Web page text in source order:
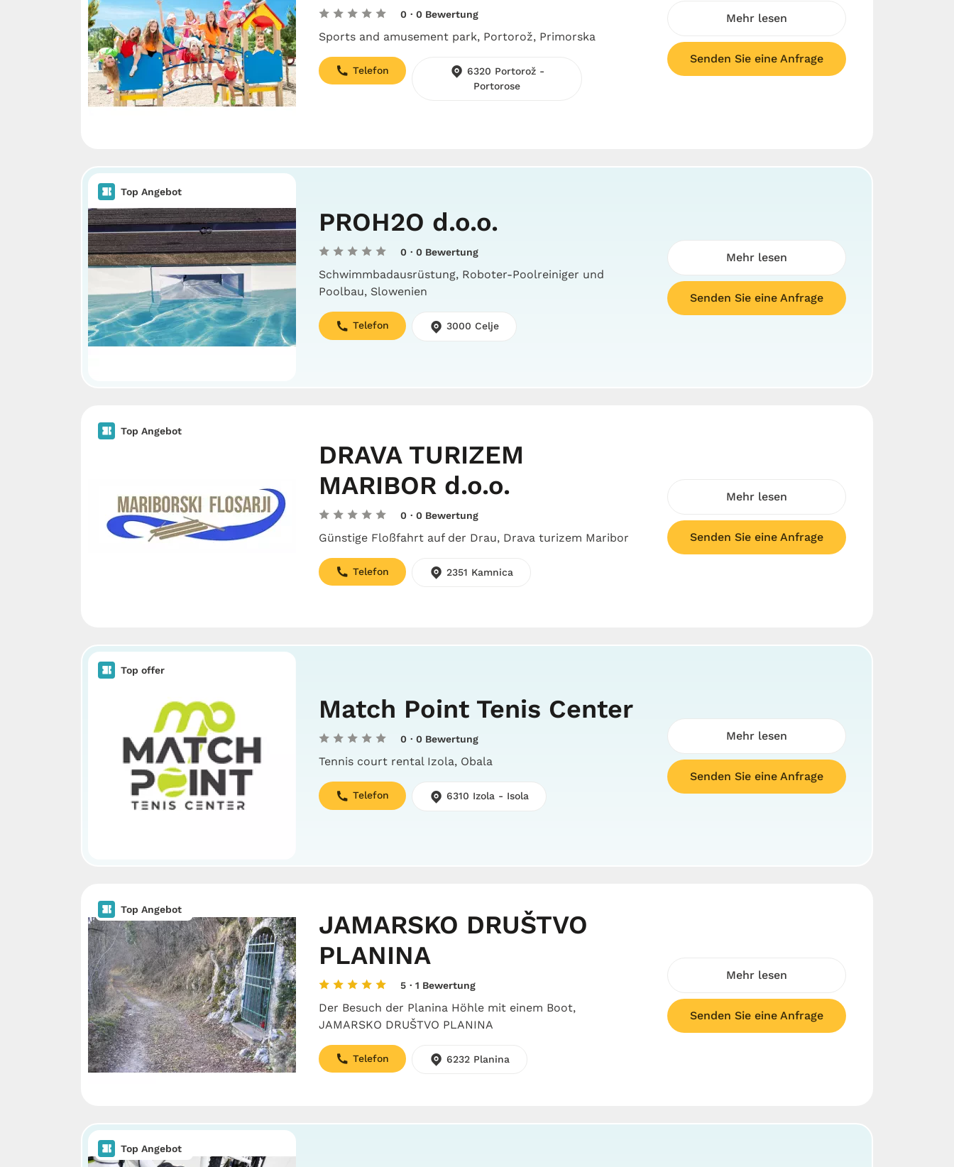
0 · 0 Bewertung
Sports and amusement park, Portorož, Primorska
Telefon
6320 Portorož -
Portorose
Mehr lesen
Senden Sie eine Anfrage
Top Angebot
PROH2O d.o.o.
0 · 0 Bewertung
Schwimmbadausrüstung, Roboter-Poolreiniger und
Poolbau, Slowenien
Telefon 3000 Celje
Mehr lesen
Senden Sie eine Anfrage
Top Angebot
DRAVA TURIZEM
MARIBOR d.o.o.
0 · 0 Bewertung
Günstige Floßfahrt auf der Drau, Drava turizem Maribor
Telefon 2351 Kamnica
Mehr lesen
Senden Sie eine Anfrage
Top offer
Match Point Tenis Center
0 · 0 Bewertung
Tennis court rental Izola, Obala
Telefon 6310 Izola - Isola
Mehr lesen
Senden Sie eine Anfrage
Top Angebot
JAMARSKO DRUŠTVO
PLANINA
5 · 1 Bewertung
Der Besuch der Planina Höhle mit einem Boot,
JAMARSKO DRUŠTVO PLANINA
Telefon 6232 Planina
Mehr lesen
Senden Sie eine Anfrage
Top Angebot